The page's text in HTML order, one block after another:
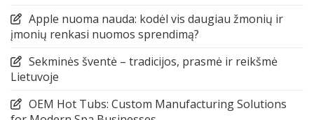
Apple nuoma nauda: kodėl vis daugiau žmonių ir
įmonių renkasi nuomos sprendimą?
Sekminės šventė – tradicijos, prasmė ir reikšmė
Lietuvoje
OEM Hot Tubs: Custom Manufacturing Solutions